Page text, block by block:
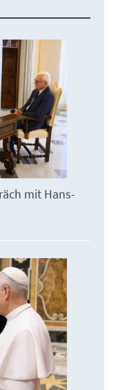
mit Hans-